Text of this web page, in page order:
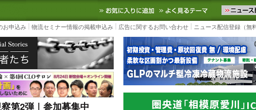
流ニュースサイト
3PL, SCMなど国内外の最新の物流ニュースをお届けします。
お気に入りに追加 よく見るテ
お申込み 物流セミナー情報の掲載申込み 広告に関するお問い合わせ ニュース配信登録（無
第2弾｜参加募集中